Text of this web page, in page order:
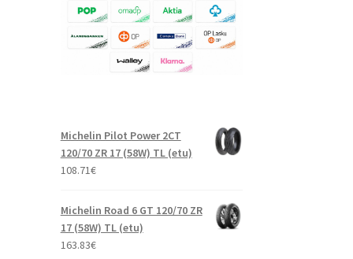
Michelin Pilot Power 2CT
120/70 ZR 17 (58W) TL (etu)
108.71€
Michelin Road 6 GT 120/70 ZR
17 (58W) TL (etu)
163.83€